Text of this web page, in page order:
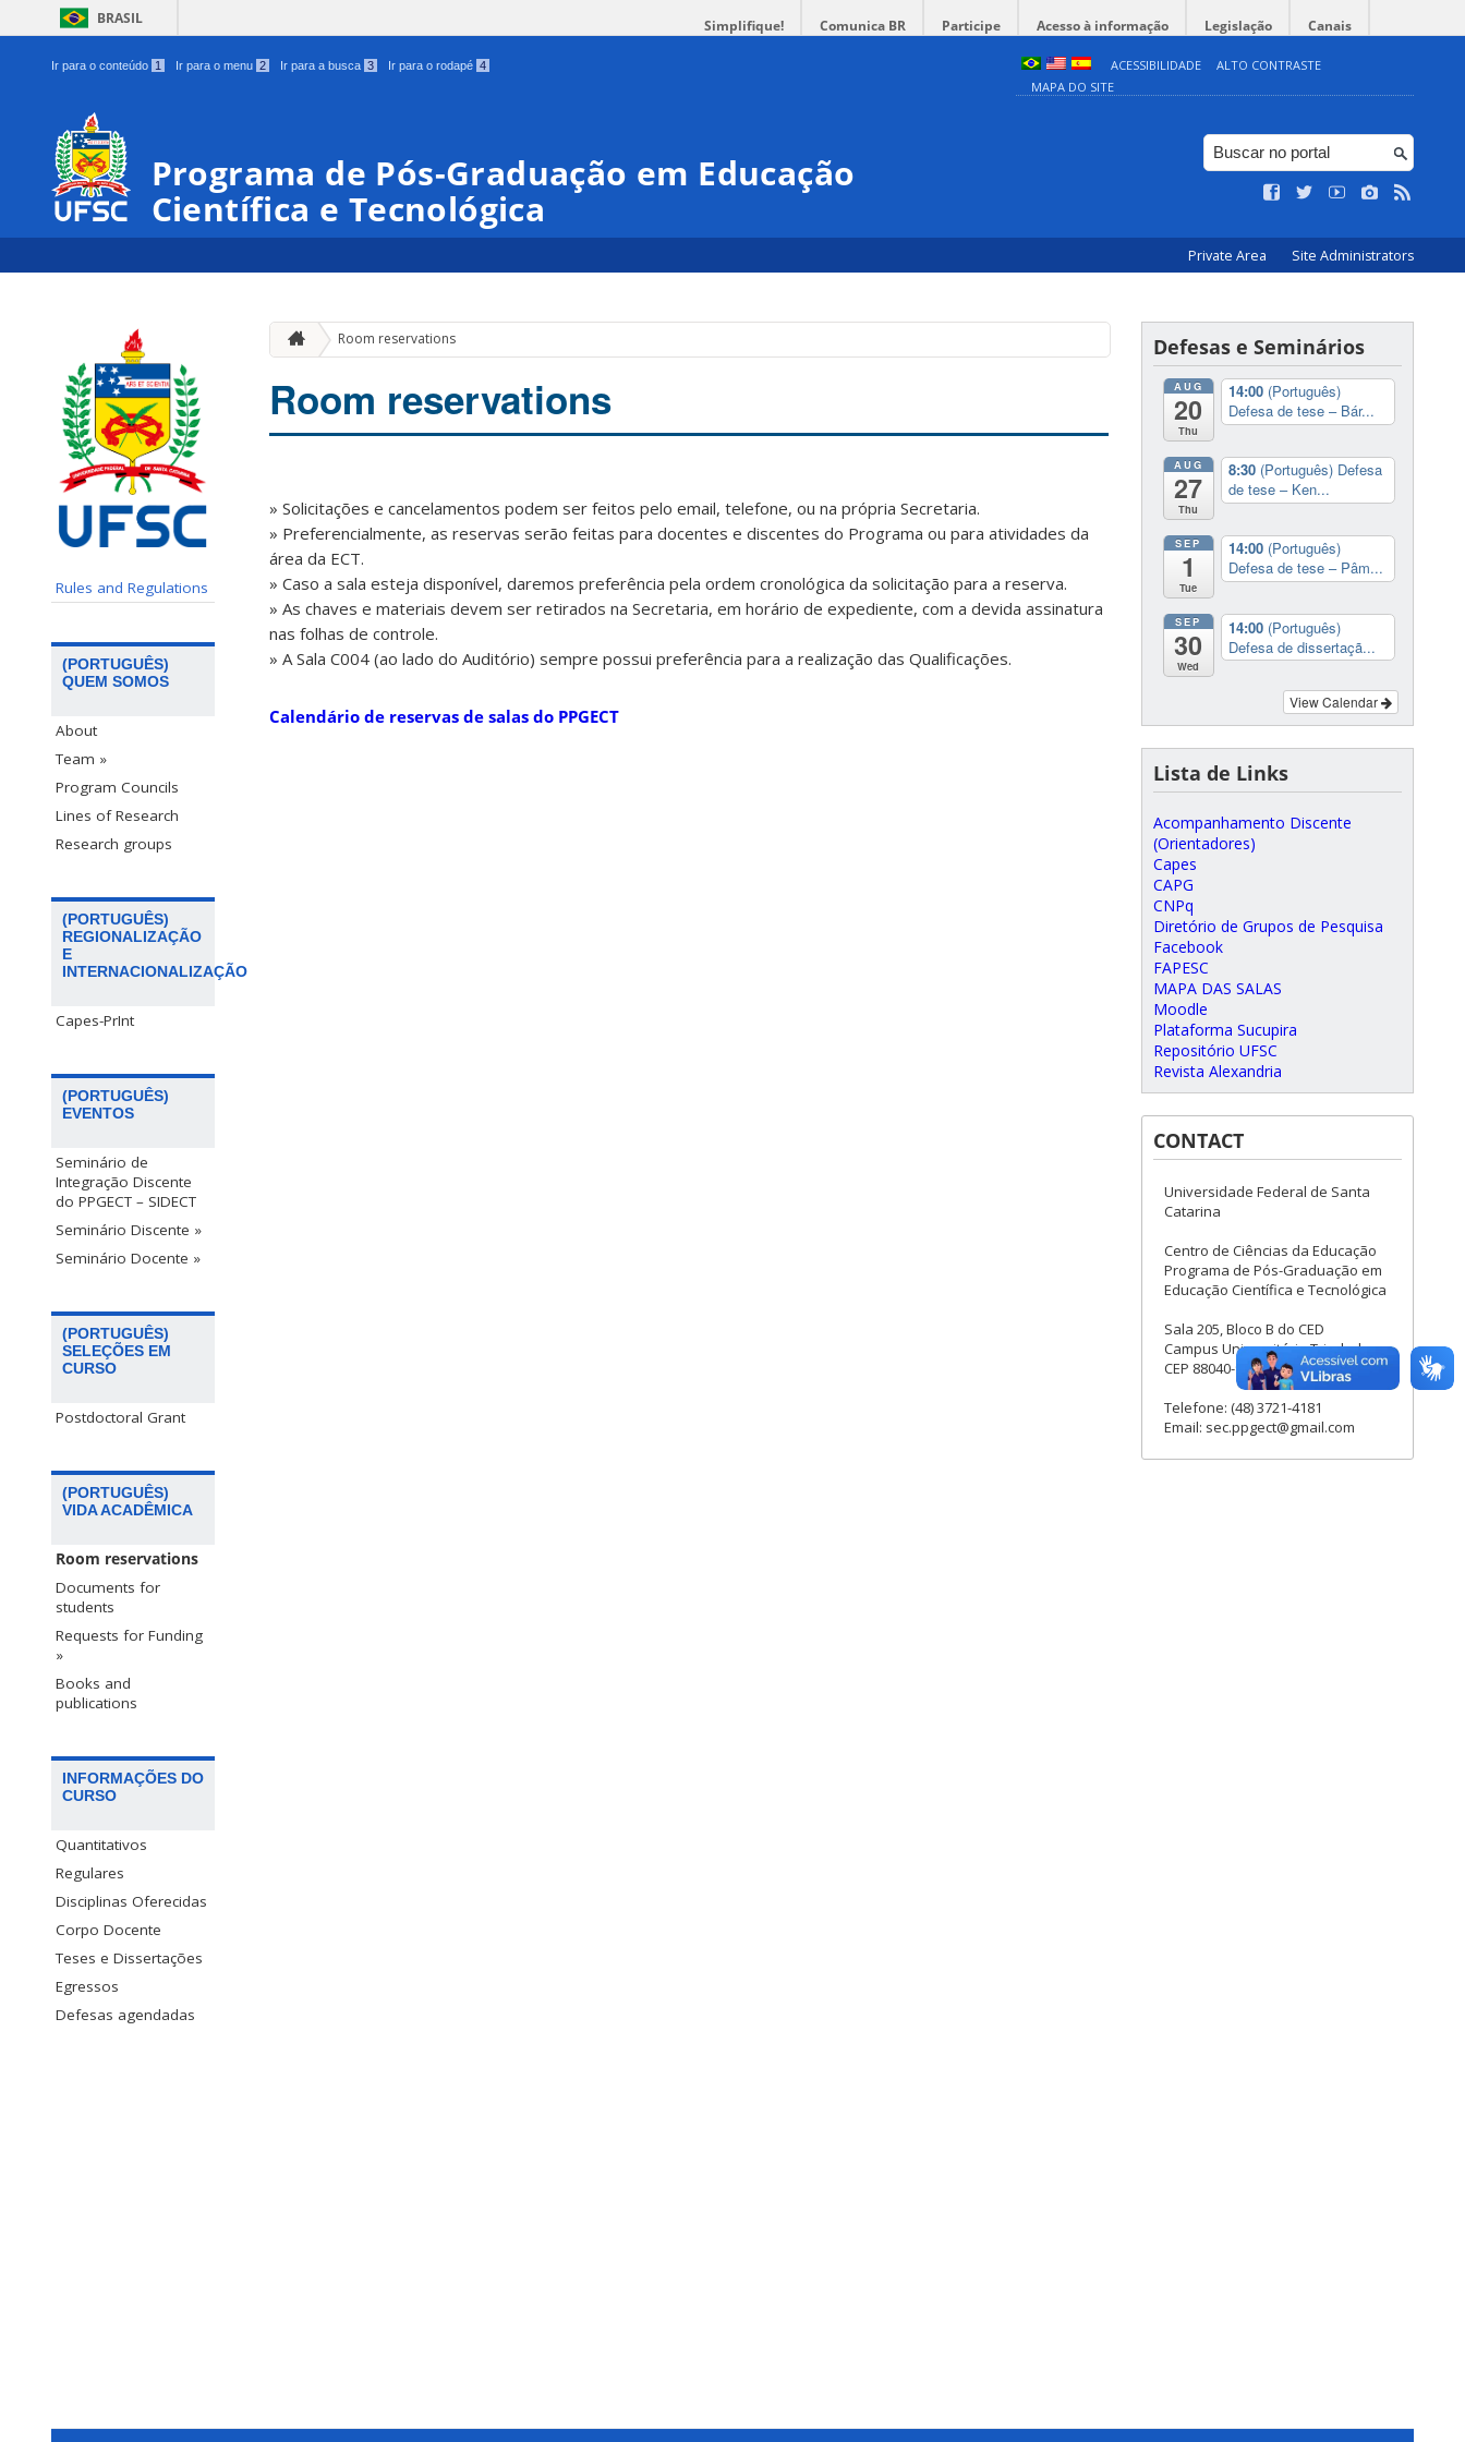
BRASIL Simplifique! Comunica BR Participe Acesso à informação Legislação Canais
Ir para o conteúdo 1 Ir para o menu 2 Ir para a busca 3 Ir para o rodapé 4 ACESSIBILIDADE
ALTO CONTRASTE
MAPA DO SITE
Programa de Pós-Graduação em Educação
Científica e Tecnológica
Private Area Site Administrators
Rules and Regulations
(PORTUGUÊS)
QUEM SOMOS
About
Team »
Program Councils
Lines of Research
Research groups
(PORTUGUÊS)
REGIONALIZAÇÃO
E
INTERNACIONALIZAÇÃO
Capes-PrInt
(PORTUGUÊS)
EVENTOS
Seminário de
Integração Discente
do PPGECT – SIDECT
Seminário Discente »
Seminário Docente »
(PORTUGUÊS)
SELEÇÕES EM
CURSO
Postdoctoral Grant
(PORTUGUÊS)
VIDA ACADÊMICA
Room reservations
Documents for
students
Requests for Funding
»
Books and
publications
INFORMAÇÕES DO
CURSO
Quantitativos
Regulares
Disciplinas Oferecidas
Corpo Docente
Teses e Dissertações
Egressos
Defesas agendadas
Room reservations
Room reservations
» Solicitações e cancelamentos podem ser feitos pelo email, telefone, ou na própria Secretaria.
» Preferencialmente, as reservas serão feitas para docentes e discentes do Programa ou para atividades da
área da ECT.
» Caso a sala esteja disponível, daremos preferência pela ordem cronológica da solicitação para a reserva.
» As chaves e materiais devem ser retirados na Secretaria, em horário de expediente, com a devida assinatura
nas folhas de controle.
» A Sala C004 (ao lado do Auditório) sempre possui preferência para a realização das Qualificações.
Calendário de reservas de salas do PPGECT
Defesas e Seminários
AUG
20
Thu
14:00 (Português)
Defesa de tese – Bár...
AUG
27
Thu
8:30 (Português) Defesa
de tese – Ken...
SEP
1
Tue
14:00 (Português)
Defesa de tese – Pâm...
SEP
30
Wed
14:00 (Português)
Defesa de dissertaçã...
View Calendar
Lista de Links
Acompanhamento Discente
(Orientadores)
Capes
CAPG
CNPq
Diretório de Grupos de Pesquisa
Facebook
FAPESC
MAPA DAS SALAS
Moodle
Plataforma Sucupira
Repositório UFSC
Revista Alexandria
CONTACT
Universidade Federal de Santa
Catarina
Centro de Ciências da Educação
Programa de Pós-Graduação em
Educação Científica e Tecnológica
Sala 205, Bloco B do CED
Campus Universitário Trindade
CEP 88040-900 Florianópolis - SC
Telefone: (48) 3721-4181
Email: sec.ppgect@gmail.com